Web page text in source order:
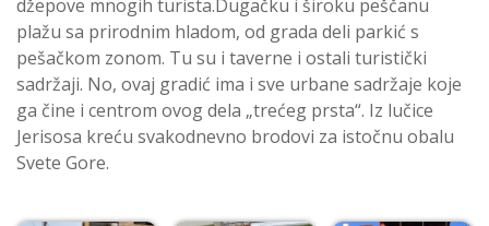
džepove mnogih turista.Dugačku i široku peščanu
plažu sa prirodnim hladom, od grada deli parkić s
pešačkom zonom. Tu su i taverne i ostali turistički
sadržaji. No, ovaj gradić ima i sve urbane sadržaje koje
ga čine i centrom ovog dela „trećeg prsta“. Iz lučice
Jerisosa kreću svakodnevno brodovi za istočnu obalu
Svete Gore.